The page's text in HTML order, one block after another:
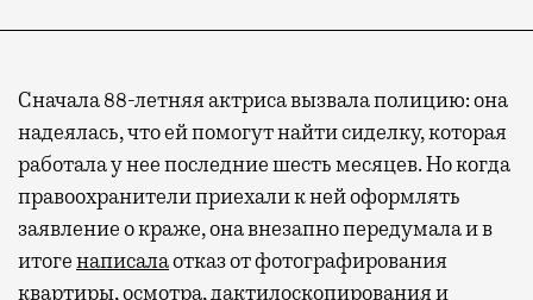
Сначала 88-летняя актриса вызвала полицию: она
надеялась, что ей помогут найти сиделку, которая
работала у нее последние шесть месяцев. Но когда
правоохранители приехали к ней оформлять
заявление о краже, она внезапно передумала и в
итогенаписалаотказ от фотографирования
квартиры, осмотра, дактилоскопирования и